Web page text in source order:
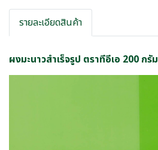
รายละเอียดสินค้า
ผงมะนาวสำเร็จรูป ตราทีอีเอ 200 กรัม